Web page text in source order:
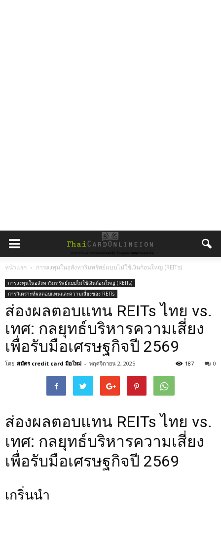
หน้าแรก การลงทุนในอสังหาริมทรัพย์แบบไม่ใช้เงินก้อนใหญ่ (REITs)
การลงทุนในอสังหาริมทรัพย์แบบไม่ใช้เงินก้อนใหญ่ (REITs)
การวิเคราะห์ผลตอบแทนและความเสี่ยงของ REITs
ส่องผลตอบแทน REITs ไทย vs.
เทศ: กลยุทธ์บริหารความเสี่ยง
เพื่อรับมือเศรษฐกิจปี 2569
โดย สมัคร credit card มือใหม่ - พฤศจิกายน 2, 2025 0
187
ส่องผลตอบแทน REITs ไทย vs.
เทศ: กลยุทธ์บริหารความเสี่ยง
เพื่อรับมือเศรษฐกิจปี 2569
เกริ่นนำ